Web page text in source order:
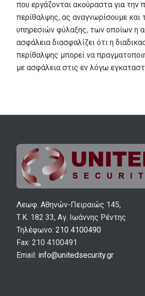
που εργάζονται ακούραστα για την
περίθαλψης, ας αναγνωρίσουμε και
υπηρεσιών φύλαξης, των οποίων η
ασφάλεια διασφαλίζει ότι η
περίθαλψης μπορεί να
με ασφάλεια στις εν λόγω
Λεωφ. Αθηνών-Πειραιώς 145,
Τ.Κ. 182 33, Αγ. Ιωάννης Ρέντης
Τηλέφωνο: 210 4100490
Fax: 210 4100491
Email: info@unitedsecurity.gr